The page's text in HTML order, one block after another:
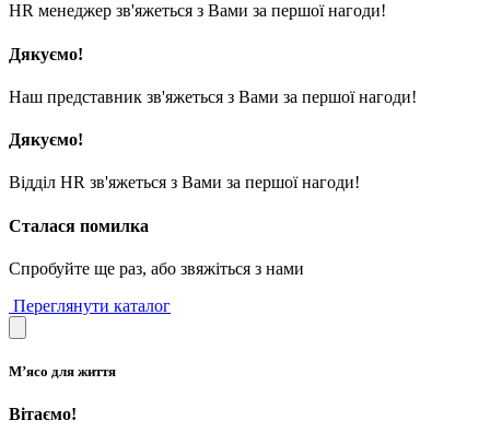
HR менеджер зв'яжеться з Вами за першої нагоди!
Дякуємо!
Наш представник зв'яжеться з Вами за першої нагоди!
Дякуємо!
Відділ HR зв'яжеться з Вами за першої нагоди!
Сталася помилка
Спробуйте ще раз, або звяжіться з нами
Переглянути каталог
М’ясо для життя
Вітаємо!